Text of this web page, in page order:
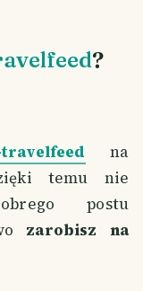
?
na
temu nie
postu
zarobisz na